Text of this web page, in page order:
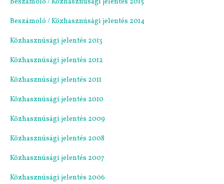
Beszámoló / Közhasznúsági jelentés 2014
Közhasznúsági jelentés 2013
Közhasznúsági jelentés 2012
Közhasznúsági jelentés 2011
Közhasznúsági jelentés 2010
Közhasznúsági jelentés 2009
Közhasznúsági jelentés 2008
Közhasznúsági jelentés 2007
Közhasznúsági jelentés 2006